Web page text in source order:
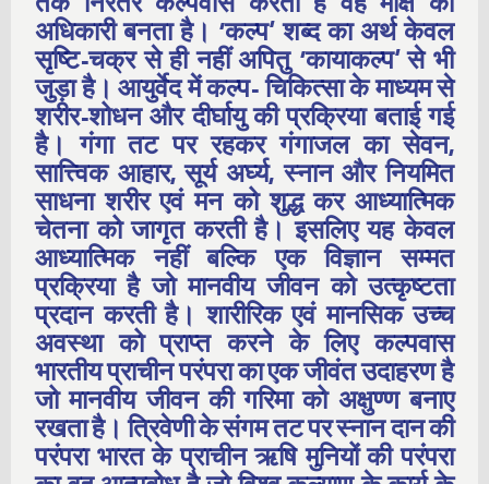
अधिकारी बनता है। ‘कल्प’ शब्द का अर्थ केवल
सृष्टि-चक्र से ही नहीं अपितु ‘कायाकल्प’ से भी
जुड़ा है। आयुर्वेद में कल्प- चिकित्सा के माध्यम से
शरीर-शोधन और दीर्घायु की प्रक्रिया बताई गई
है। गंगा तट पर रहकर गंगाजल का सेवन,
सात्त्विक आहार, सूर्य अर्घ्य, स्नान और नियमित
साधना शरीर एवं मन को शुद्ध कर आध्यात्मिक
चेतना को जागृत करती है। इसलिए यह केवल
आध्यात्मिक नहीं बल्कि एक विज्ञान सम्मत
प्रक्रिया है जो मानवीय जीवन को उत्कृष्टता
प्रदान करती है। शारीरिक एवं मानसिक उच्च
अवस्था को प्राप्त करने के लिए कल्पवास
भारतीय प्राचीन परंपरा का एक जीवंत उदाहरण है
जो मानवीय जीवन की गरिमा को अक्षुण्ण बनाए
रखता है। त्रिवेणी के संगम तट पर स्नान दान की
परंपरा भारत के प्राचीन ऋषि मुनियों की परंपरा